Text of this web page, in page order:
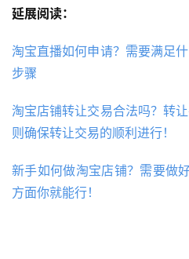
延展阅读：
淘宝直播如何申请？需要满足
步骤
淘宝店铺转让交易合法吗？转
则确保转让交易的顺利进行！
新手如何做淘宝店铺？需要做
方面你就能行！